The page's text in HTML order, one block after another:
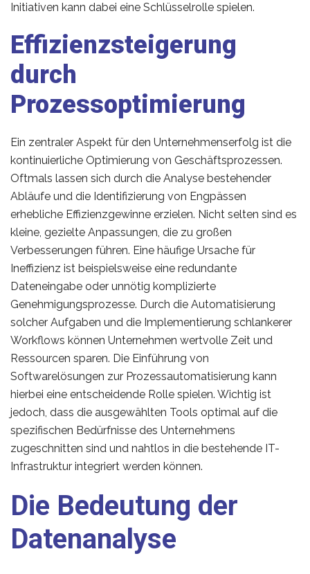
Initiativen kann dabei eine Schlüsselrolle spielen.
Effizienzsteigerung
durch
Prozessoptimierung
Ein zentraler Aspekt für den Unternehmenserfolg ist die
kontinuierliche Optimierung von Geschäftsprozessen.
Oftmals lassen sich durch die Analyse bestehender
Abläufe und die Identifizierung von Engpässen
erhebliche Effizienzgewinne erzielen. Nicht selten sind es
kleine, gezielte Anpassungen, die zu großen
Verbesserungen führen. Eine häufige Ursache für
Ineffizienz ist beispielsweise eine redundante
Dateneingabe oder unnötig komplizierte
Genehmigungsprozesse. Durch die Automatisierung
solcher Aufgaben und die Implementierung schlankerer
Workflows können Unternehmen wertvolle Zeit und
Ressourcen sparen. Die Einführung von
Softwarelösungen zur Prozessautomatisierung kann
hierbei eine entscheidende Rolle spielen. Wichtig ist
jedoch, dass die ausgewählten Tools optimal auf die
spezifischen Bedürfnisse des Unternehmens
zugeschnitten sind und nahtlos in die bestehende IT-
Infrastruktur integriert werden können.
Die Bedeutung der
Datenanalyse